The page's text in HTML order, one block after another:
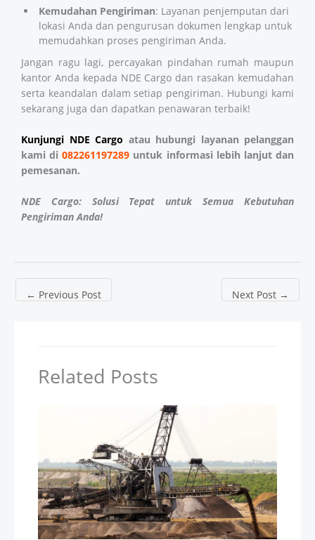
Kemudahan Pengiriman: Layanan penjemputan dari
lokasi Anda dan pengurusan dokumen lengkap untuk
memudahkan proses pengiriman Anda.
Jangan ragu lagi, percayakan pindahan rumah maupun
kantor Anda kepada NDE Cargo dan rasakan kemudahan
serta keandalan dalam setiap pengiriman. Hubungi kami
sekarang juga dan dapatkan penawaran terbaik!
Kunjungi NDE Cargo atau hubungi layanan pelanggan
kami di082261197289 untuk informasi lebih lanjut dan
pemesanan.
NDE Cargo: Solusi Tepat untuk Semua Kebutuhan
Pengiriman Anda!
← Previous Post Next Post →
Related Posts